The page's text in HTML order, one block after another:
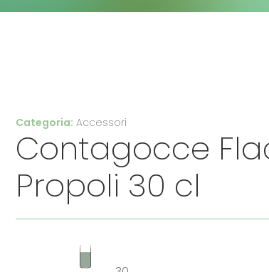
Categoria: Accessori
Contagocce
Propoli 30 cl